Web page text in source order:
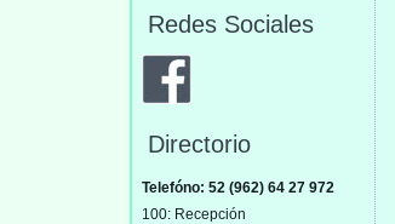
Redes Sociales
Directorio
Telefóno: 52 (962) 64 27 972
100: Recepción